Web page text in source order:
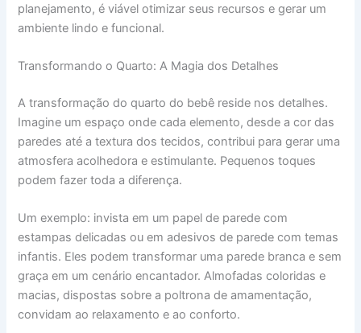
planejamento, é viável otimizar seus recursos e gerar um
ambiente lindo e funcional.
Transformando o Quarto: A Magia dos Detalhes
A transformação do quarto do bebê reside nos detalhes.
Imagine um espaço onde cada elemento, desde a cor das
paredes até a textura dos tecidos, contribui para gerar uma
atmosfera acolhedora e estimulante. Pequenos toques
podem fazer toda a diferença.
Um exemplo: invista em um papel de parede com
estampas delicadas ou em adesivos de parede com temas
infantis. Eles podem transformar uma parede branca e sem
graça em um cenário encantador. Almofadas coloridas e
macias, dispostas sobre a poltrona de amamentação,
convidam ao relaxamento e ao conforto.